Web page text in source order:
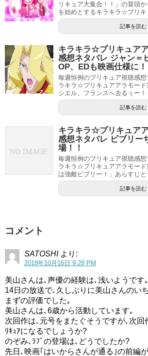
美山加恋さんはキラキラ☆プリキュアア
キュアであるキュアホイップの声を担当
偶然とはいえ、スイーツ大好きでお菓子
アホイップと特技が同じなんですね。
プリキュアと言えば、女の子なら誰でも
嬉しく思った方も多かったのではないで
美山加恋さんは、プリアラの座長として
て、放送が終わる時にはスタッフと一緒
たそうです。
プリアラが終わるのが寂しくて、とても
すが、次の世代にバトンを渡すために頑
す。
とてもキュアホイップという役を大事に
リキュア大集合！！」の冒頭
を始めとするキラキラ☆プリ
記事を読む
キラキラ☆プリキュア
感想ネタバレ ジャン＝
OP、EDも映画仕様に！
毎週恒例のプリキュア視聴感
ラキラ☆プリキュアアラモード
シエル、フランスへ去るぅー
記事を読む
キラキラ☆プリキュア
感想ネタバレ ビブリー
場！！
毎週恒例のプリキュア視聴感
ラキラ☆プリキュアアラモード
は強敵ビブリー！」あらすじ
記事を読む
コメント
SATOSHI より:
2018年10月16日 9:28 PM
美山さんは､声優の経験は､浅いようです｡
14日の放送で､久しぶりに美山さんのい
まずの評価でした｡
美山さんは､6歳から活動しています｡
次回作は､元号をまたぐそうですが､次回
ﾘｷｭｱになるでしょうか?
のぞみ､ﾗﾌﾞの登場は､どうでしたか?
先日､映画｢はいからさんが通る｣の前編